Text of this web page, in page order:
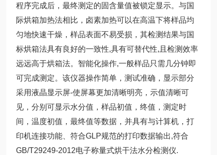
程序完成后，最终测定的固含量值被锁定显示。与国
际烘箱加热法相比，卤素加热可以在高温下将样品均
匀地快速干燥，样品表面不易受损，其检测结果与国
标烘箱法具有良好的一致性,具有可替代性,且检测效率
远远高于烘箱法。智能化操作,一般样品只需几分钟即
可完成测定。该仪器操作简单，测试准确，显示部分
采用液晶显示屏-使屏幕更加清晰明亮，示值清晰可
见，分别可显示水分值，样品初值，终值，测定时
间，温度初值，最终值等数据，并具有与计算机，打
印机连接功能、符合GLP规范的打印数据输出,符合
GB/T29249-2012电子称量式烘干法水分检测仪.